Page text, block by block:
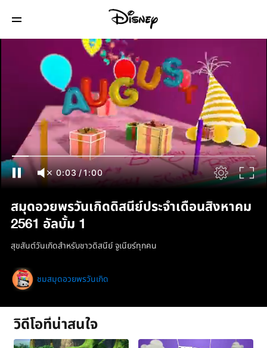
0:04/1:00
สมุดอวยพรวันเกิดดิสนีย์ประจำเดือนสิงหาคม
2561 อัลบั้ม 1
สุขสันต์วันเกิดสำหรับชาวดิสนีย์ จูเนียร์ทุกคน
ชมสมุดอวยพรวันเกิด
วิดีโอที่น่าสนใจ